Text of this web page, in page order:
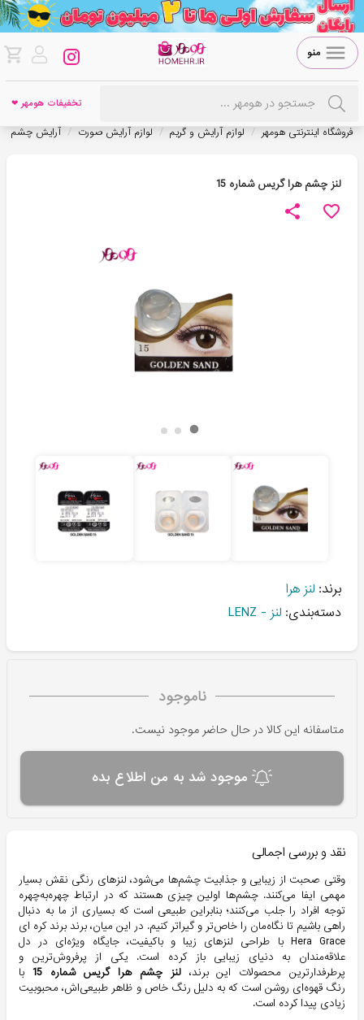
منو
تخفیفات هومهر ❤
فروشگاه اینترنتی هومهر / لوازم آرایش و گریم / لوازم آرایش صورت / آرایش چشم
لنز چشم هرا گریس شماره 15
برند: لنز هرا
دسته‌بندی: لنز - LENZ
ناموجود
متاسفانه این کالا در حال حاضر موجود نیست.
موجود شد به من اطلاع بده
نقد و بررسی اجمالی
وقتی صحبت از زیبایی و جذابیت چشم‌ها می‌شود، لنزهای رنگی نقش بسیار
مهمی ایفا می‌کنند. چشم‌ها اولین چیزی هستند که در ارتباط چهره‌به‌چهره
توجه افراد را جلب می‌کنند؛ بنابراین طبیعی است که بسیاری از ما به دنبال
راهی باشیم تا نگاه‌مان را خاص‌تر و گیراتر کنیم. در این میان، برند برند کره ای
Hera Grace با طراحی لنزهای زیبا و باکیفیت، جایگاه ویژه‌ای در دل
علاقه‌مندان به دنیای زیبایی باز کرده است. یکی از پرفروش‌ترین و
پرطرفدارترین محصولات این برند،لنز چشم هرا گریس شماره 15
با
رنگ قهوه‌ای روشن است که به دلیل رنگ خاص و ظاهر طبیعی‌اش، محبوبیت
زیادی پیدا کرده است.